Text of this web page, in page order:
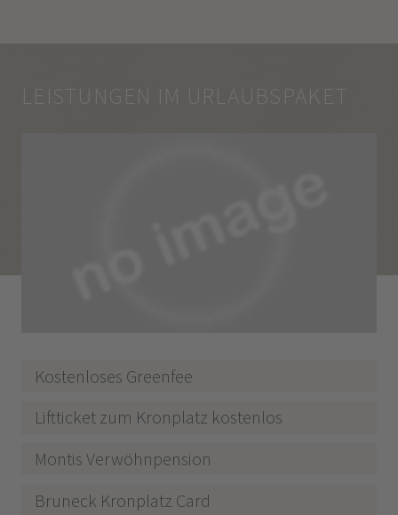
LEISTUNGEN IM URLAUBSPAKET
Kostenloses Greenfee
Liftticket zum Kronplatz kostenlos
Montis Verwöhnpension
Bruneck Kronplatz Card